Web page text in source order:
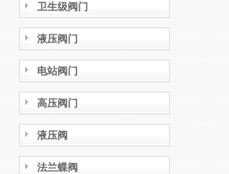
卫生级阀门
液压阀门
电站阀门
高压阀门
液压阀
法兰蝶阀